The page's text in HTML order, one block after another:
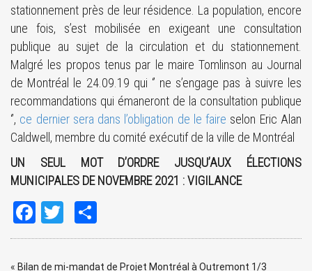
stationnement près de leur résidence. La population, encore
une fois, s’est mobilisée en exigeant une consultation
publique au sujet de la circulation et du stationnement.
Malgré les propos tenus par le maire Tomlinson au Journal
de Montréal le 24.09.19 qui ‘’ ne s’engage pas à suivre les
recommandations qui émaneront de la consultation publique
‘’, ce dernier sera dans l’obligation de le faire selon Eric Alan
Caldwell, membre du comité exécutif de la ville de Montréal
UN SEUL MOT D’ORDRE JUSQU’AUX ÉLECTIONS
MUNICIPALES DE NOVEMBRE 2021 : VIGILANCE
FacebookTwitter
« Bilan de mi-mandat de Projet Montréal à Outremont 1/3